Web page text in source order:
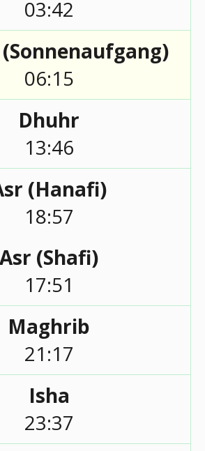
03:42
06:15
Dhuhr
13:46
(Hanafi)
18:57
Asr (Shafi)
17:51
Maghrib
21:17
Isha
23:37